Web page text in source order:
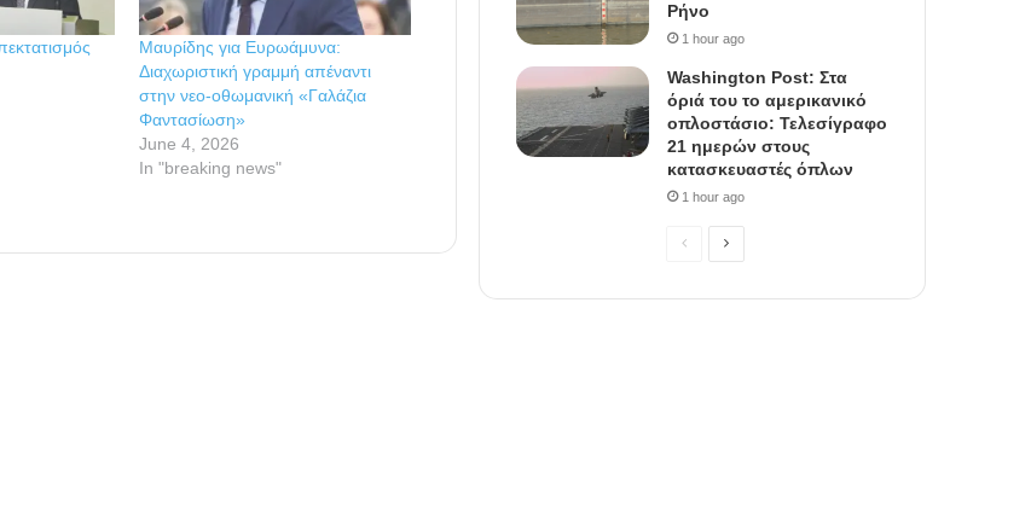
Μαυρίδης για Ευρωάμυνα:
Διαχωριστική γραμμή απέναντι
στην νεο-οθωμανική «Γαλάζια
Φαντασίωση»
June 4, 2026
In "breaking news"
Ρήνο
1 hour ago
Washington Post: Στα
όριά του το αμερικανικό
οπλοστάσιο: Τελεσίγραφο
21 ημερών στους
κατασκευαστές όπλων
1 hour ago